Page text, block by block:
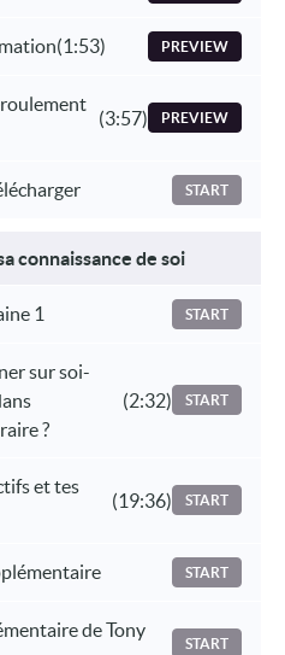
(1:53) PREVIEW
(3:57) PREVIEW
START
connaissance de soi
1 START
sur soi-
?
(2:32) START
et tes
(19:36) START
START
de Tony
START